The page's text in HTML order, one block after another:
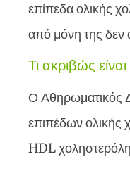
επίπεδα ολικής
από μόνη της δεν
Τι ακριβώς
Ο Αθηρωματικός
επιπέδων ολικής
HDL